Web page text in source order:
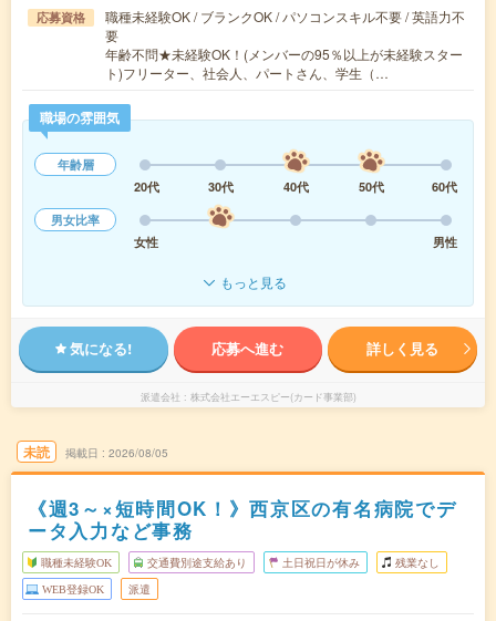
応募資格
職種未経験OK / ブランクOK / パソコンスキル不要 / 英語力不
要
年齢不問★未経験OK！(メンバーの95％以上が未経験スター
ト)フリーター、社会人、パートさん、学生（…
職場の雰囲気
年齢層
20代
30代 40代 50代
60代
男女比率
女性
男性
もっと見る
気になる! 応募へ進む 詳しく見る
派遣会社 株式会社エーエスピー(カード事業部)
未読 掲載日 2026/08/05
《週3～×短時間OK！》西京区の有名病院でデ
ータ入力など事務
職種未経験OK 交通費別途支給あり 土日祝日が休み 残業なし
WEB登録OK 派遣